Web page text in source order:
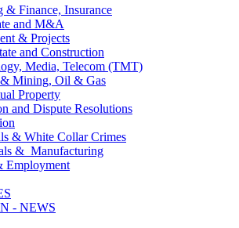
& Finance, Insurance
and M&A
& Projects
and Construction
Media, Telecom (TMT)
Mining, Oil & Gas
Property
and Dispute Resolutions
& White Collar Crimes
& Manufacturing
Employment
- NEWS